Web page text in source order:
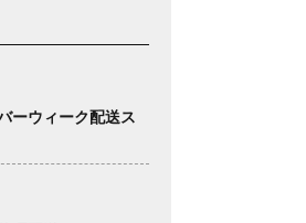
ーウィーク配送ス